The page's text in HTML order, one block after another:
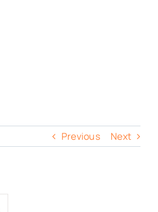
Previous Next